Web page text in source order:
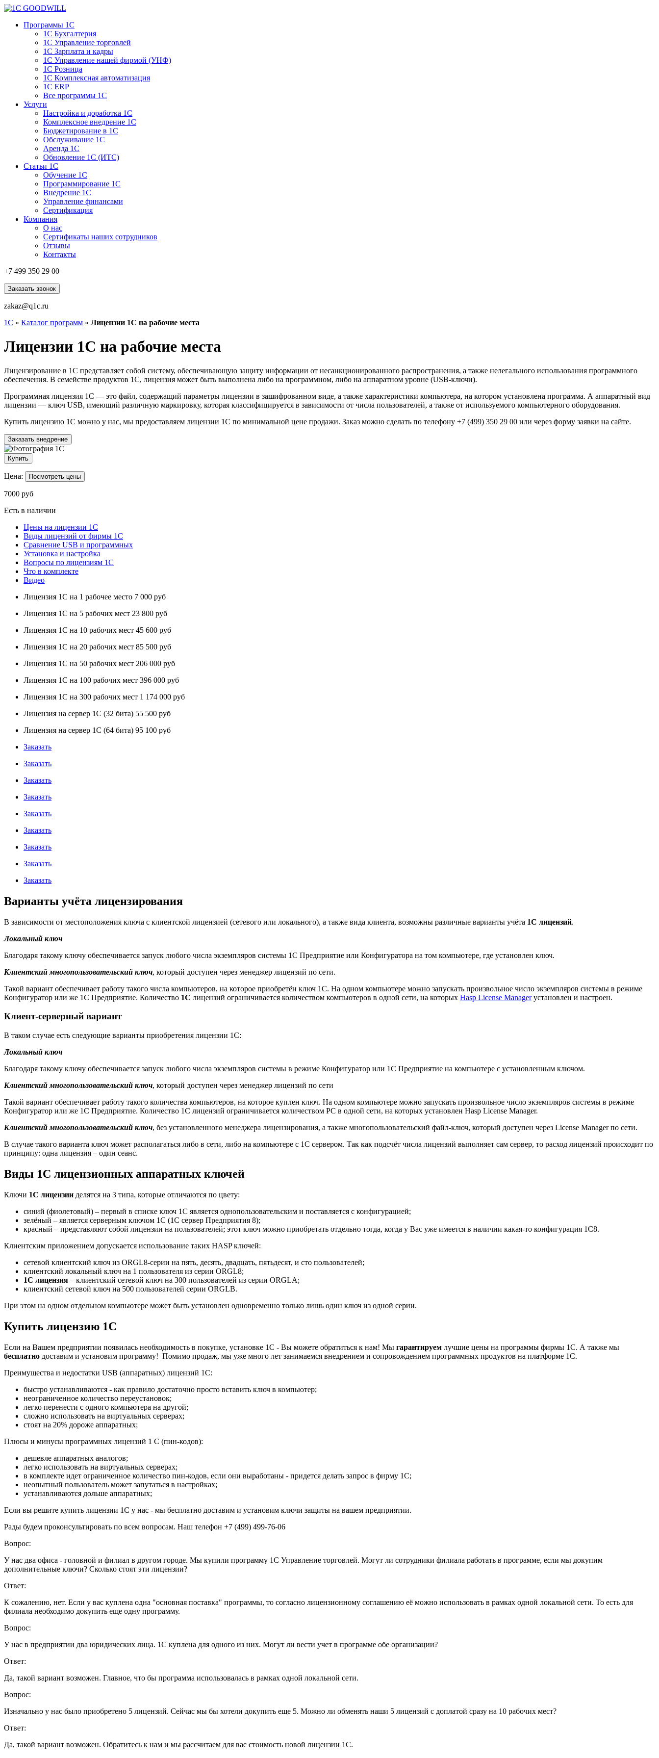
Программы 1С
1С Бухгалтерия
1С Управление торговлей
1С Зарплата и кадры
1С Управление нашей фирмой (УНФ)
1С Розница
1С Комплексная автоматизация
1С ERP
Все программы 1С
Услуги
Настройка и доработка 1С
Комплексное внедрение 1С
Бюджетирование в 1С
Обслуживание 1С
Аренда 1С
Обновление 1С (ИТС)
Статьи 1С
Обучение 1С
Программирование 1С
Внедрение 1С
Управление финансами
Сертификация
Компания
О нас
Сертификаты наших сотрудников
Отзывы
Контакты
+7 499 350 29 00
Заказать звонок
zakaz@q1c.ru
1С » Каталог программ » Лицензии 1С на рабочие места
Лицензии 1С на рабочие места
Лицензирование в 1С представляет собой систему, обеспечивающую защиту информации от несанкционированного распространения, а также нелегального использования программного
обеспечения. В семействе продуктов 1С, лицензия может быть выполнена либо на программном, либо на аппаратном уровне (USB-ключи).
Программная лицензия 1С — это файл, содержащий параметры лицензии в зашифрованном виде, а также характеристики компьютера, на котором установлена программа. А аппаратный вид
лицензии — ключ USB, имеющий различную маркировку, которая классифицируется в зависимости от числа пользователей, а также от используемого компьютерного оборудования.
Купить лицензию 1С можно у нас, мы предоставляем лицензии 1С по минимальной цене продажи. Заказ можно сделать по телефону +7 (499) 350 29 00 или через форму заявки на сайте.
Заказать внедрение
Купить
Цена: Посмотреть цены
7000 руб
Есть в наличии
Цены на лицензии 1С
Виды лицензий от фирмы 1С
Сравнение USB и программных
Установка и настройка
Вопросы по лицензиям 1С
Что в комплекте
Видео
Лицензия 1С на 1 рабочее место 7 000 руб
Лицензия 1С на 5 рабочих мест 23 800 руб
Лицензия 1С на 10 рабочих мест 45 600 руб
Лицензия 1C на 20 рабочих мест 85 500 руб
Лицензия 1С на 50 рабочих мест 206 000 руб
Лицензия 1С на 100 рабочих мест 396 000 руб
Лицензия 1C на 300 рабочих мест 1 174 000 руб
Лицензия на сервер 1С (32 бита) 55 500 руб
Лицензия на сервер 1C (64 бита) 95 100 руб
Заказать
Заказать
Заказать
Заказать
Заказать
Заказать
Заказать
Заказать
Заказать
Варианты учёта лицензирования
В зависимости от местоположения ключа с клиентской лицензией (сетевого или локального), а также вида клиента, возможны различные варианты учёта 1С лицензий.
Локальный ключ
Благодаря такому ключу обеспечивается запуск любого числа экземпляров системы 1С Предприятие или Конфигуратора на том компьютере, где установлен ключ.
Клиентский многопользовательский ключ, который доступен через менеджер лицензий по сети.
Такой вариант обеспечивает работу такого числа компьютеров, на которое приобретён ключ 1C. На одном компьютере можно запускать произвольное число экземпляров системы в режиме
Конфигуратор или же 1С Предприятие. Количество 1С лицензий ограничивается количеством компьютеров в одной сети, на которых Hasp License Managerустановлен и настроен.
Клиент-серверный вариант
В таком случае есть следующие варианты приобретения лицензии 1С:
Локальный ключ
Благодаря такому ключу обеспечивается запуск любого числа экземпляров системы в режиме Конфигуратор или 1С Предприятие на компьютере с установленным ключом.
Клиентский многопользовательский ключ, который доступен через менеджер лицензий по сети
Такой вариант обеспечивает работу такого количества компьютеров, на которое куплен ключ. На одном компьютере можно запускать произвольное число экземпляров системы в режиме
Конфигуратор или же 1С Предприятие. Количество 1С лицензий ограничивается количеством PC в одной сети, на которых установлен Hasp License Manager.
Клиентский многопользовательский ключ, без установленного менеджера лицензирования, а также многопользовательский файл-ключ, который доступен через License Manager по сети.
В случае такого варианта ключ может располагаться либо в сети, либо на компьютере с 1С сервером. Так как подсчёт числа лицензий выполняет сам сервер, то расход лицензий происходит по
принципу: одна лицензия – один сеанс.
Виды 1С лицензионных аппаратных ключей
Ключи 1С лицензии делятся на 3 типа, которые отличаются по цвету:
синий (фиолетовый) – первый в списке ключ 1С является однопользовательским и поставляется с конфигурацией;
зелёный – является серверным ключом 1С (1С сервер Предприятия 8);
красный – представляют собой лицензии на пользователей; этот ключ можно приобретать отдельно тогда, когда у Вас уже имеется в наличии какая-то конфигурация 1С8.
Клиентским приложением допускается использование таких HASP ключей:
сетевой клиентский ключ из ORGL8-серии на пять, десять, двадцать, пятьдесят, и сто пользователей;
клиентский локальный ключ на 1 пользователя из серии ORGL8;
1С лицензия – клиентский сетевой ключ на 300 пользователей из серии ORGLА;
клиентский сетевой ключ на 500 пользователей серии ORGLВ.
При этом на одном отдельном компьютере может быть установлен одновременно только лишь один ключ из одной серии.
Купить лицензию 1С
Если на Вашем предприятии появилась необходимость в покупке, установке 1С - Вы можете обратиться к нам! Мы гарантируем лучшие цены на программы фирмы 1С. А также мы
бесплатно доставим и установим программу! Помимо продаж, мы уже много лет занимаемся внедрением и сопровождением программных продуктов на платформе 1С.
Преимущества и недостатки USB (аппаратных) лицензий 1С:
быстро устанавливаются - как правило достаточно просто вставить ключ в компьютер;
неограниченное количество переустановок;
легко перенести с одного компьютера на другой;
сложно использовать на виртуальных серверах;
стоят на 20% дороже аппаратных;
Плюсы и минусы программных лицензий 1 C (пин-кодов):
дешевле аппаратных аналогов;
легко использовать на виртуальных серверах;
в комплекте идет ограниченное количество пин-кодов, если они выработаны - придется делать запрос в фирму 1С;
неопытный пользователь может запутаться в настройках;
устанавливаются дольше аппаратных;
Если вы решите купить лицензии 1С у нас - мы бесплатно доставим и установим ключи защиты на вашем предприятии.
Рады будем проконсультировать по всем вопросам. Наш телефон +7 (499) 499-76-06
Вопрос:
У нас два офиса - головной и филиал в другом городе. Мы купили программу 1С Управление торговлей. Могут ли сотрудники филиала работать в программе, если мы докупим
дополнительные ключи? Сколько стоят эти лицензии?
Ответ:
К сожалению, нет. Если у вас куплена одна "основная поставка" программы, то согласно лицензионному соглашению её можно использовать в рамках одной локальной сети. То есть для
филиала необходимо докупить еще одну программу.
Вопрос:
У нас в предприятии два юридических лица. 1C куплена для одного из них. Могут ли вести учет в программе обе организации?
Ответ:
Да, такой вариант возможен. Главное, что бы программа использовалась в рамках одной локальной сети.
Вопрос:
Изначально у нас было приобретено 5 лицензий. Сейчас мы бы хотели докупить еще 5. Можно ли обменять наши 5 лицензий с доплатой сразу на 10 рабочих мест?
Ответ:
Да, такой вариант возможен. Обратитесь к нам и мы рассчитаем для вас стоимость новой лицензии 1С.